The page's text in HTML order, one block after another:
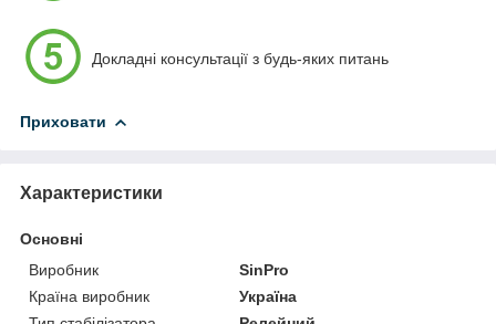
Докладні консультації з будь-яких питань
Приховати
Характеристики
Основні
Виробник
SinPro
Країна виробник
Україна